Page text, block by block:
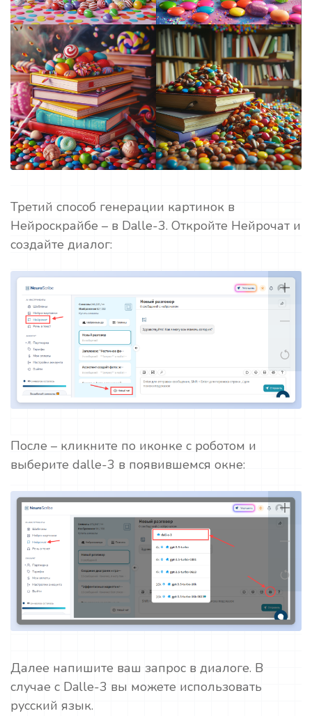
Третий способ генерации картинок в
Нейроскрайбе – в Dalle-3. Откройте Нейрочат и
создайте диалог:
После – кликните по иконке с роботом и
выберите dalle-3 в появившемся окне:
Далее напишите ваш запрос в диалоге. В
случае с Dalle-3 вы можете использовать
русский язык.